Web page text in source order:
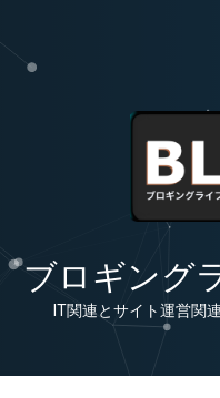
ブロギング
IT関連とサイト運営関